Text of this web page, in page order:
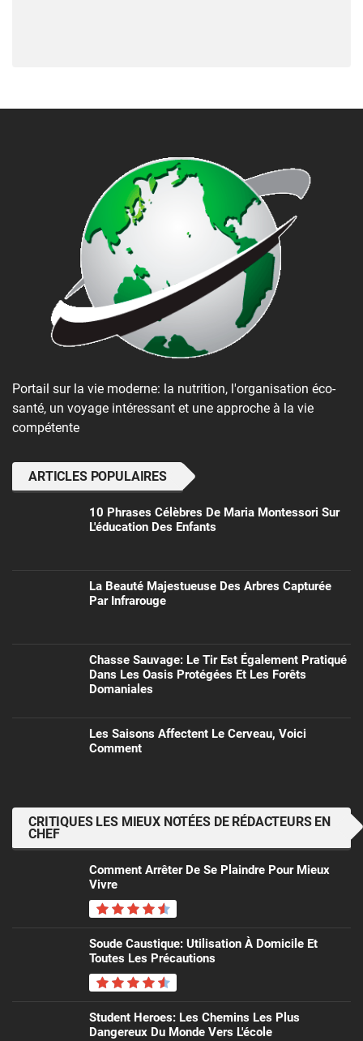
Portail sur la vie moderne: la nutrition, l'organisation éco-
santé, un voyage intéressant et une approche à la vie
compétente
ARTICLES POPULAIRES
10 Phrases Célèbres De Maria Montessori Sur
L'éducation Des Enfants
La Beauté Majestueuse Des Arbres Capturée
Par Infrarouge
Chasse Sauvage: Le Tir Est Également Pratiqué
Dans Les Oasis Protégées Et Les Forêts
Domaniales
Les Saisons Affectent Le Cerveau, Voici
Comment
CRITIQUES LES MIEUX NOTÉES DE RÉDACTEURS EN
CHEF
Comment Arrêter De Se Plaindre Pour Mieux
Vivre
Soude Caustique: Utilisation À Domicile Et
Toutes Les Précautions
Student Heroes: Les Chemins Les Plus
Dangereux Du Monde Vers L'école